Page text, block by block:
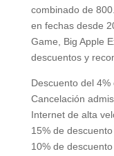
combinado de
en fechas desde
Game, Big Apple
descuentos y
Descuento del
Cancelación
Internet de alta
15% de
10% de